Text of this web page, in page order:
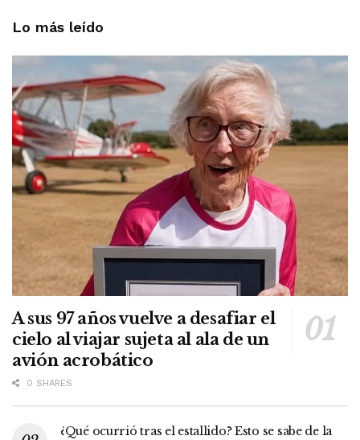
Lo más leído
A sus 97 años vuelve a desafiar el
cielo al viajar sujeta al ala de un
avión acrobático
0 SHARES
¿Qué ocurrió tras el estallido? Esto se sabe de la